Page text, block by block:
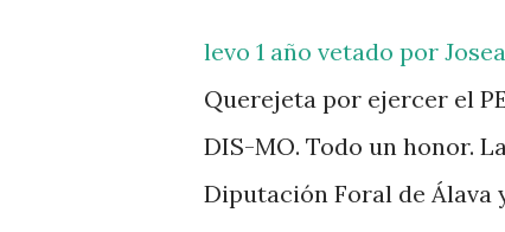
levo 1 año vetado por
Querejeta por ejercer el
DIS-MO. Todo un honor.
Diputación Foral de Álava